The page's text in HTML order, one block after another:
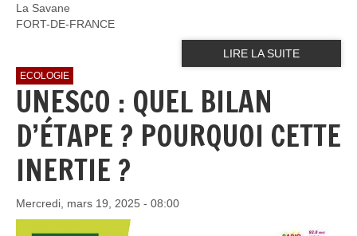
La Savane
FORT-DE-FRANCE
LIRE LA SUITE
ECOLOGIE
UNESCO : QUEL BILAN
D’ÉTAPE ? POURQUOI CETTE
INERTIE ?
Mercredi, mars 19, 2025 - 08:00